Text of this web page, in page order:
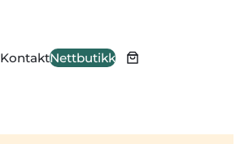
KontaktNettbutikk